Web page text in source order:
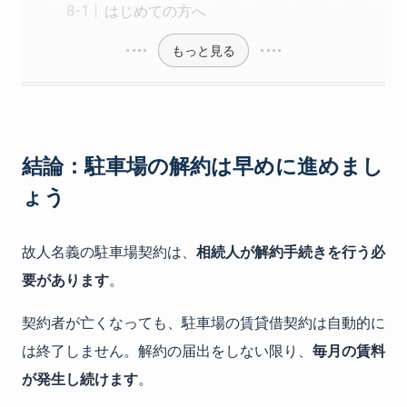
はじめての方へ
もっと見る
結論：駐車場の解約は早めに進めまし
ょう
故人名義の駐車場契約は、 相続人が解約手続きを行う必
要があります。
契約者が亡くなっても、駐車場の賃貸借契約は自動的に
は終了しません。解約の届出をしない限り、 毎月の賃料
が発生し続けます。